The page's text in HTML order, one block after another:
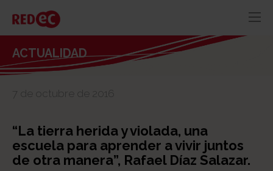
RECURSOS
CONTACTO
ACTUALIDAD
7 de octubre de 2016
“La tierra herida y violada, una
escuela para aprender a vivir juntos
de otra manera”, Rafael Díaz Salazar.